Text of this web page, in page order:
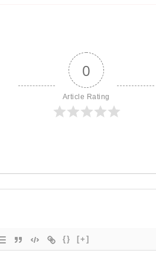
0
Article Rating
{} [+]